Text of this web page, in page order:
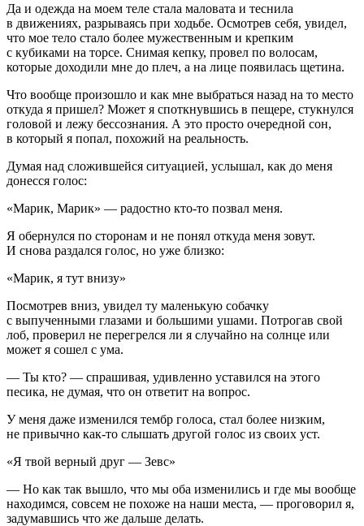
Да и одежда на моем теле стала маловата и теснила
в движениях, разрываясь при ходьбе. Осмотрев себя, увидел,
что мое тело стало более мужественным и крепким
с кубиками на торсе. Снимая кепку, провел по волосам,
которые доходили мне до плеч, а на лице появилась щетина.
Что вообще произошло и как мне выбраться назад на то место
откуда я пришел? Может я споткнувшись в пещере, стукнулся
головой и лежу бессознания. А это просто очередной сон,
в который я попал, похожий на реальность.
Думая над сложившейся ситуацией, услышал, как до меня
донесся голос:
«Марик, Марик» — радостно кто-то позвал меня.
Я обернулся по сторонам и не понял откуда меня зовут.
И снова раздался голос, но уже близко:
«Марик, я тут внизу»
Посмотрев вниз, увидел ту маленькую собачку
с выпученными глазами и большими ушами. Потрогав свой
лоб, проверил не перегрелся ли я случайно на солнце или
может я сошел с ума.
— Ты кто? — спрашивая, удивленно уставился на этого
песика, не думая, что он ответит на вопрос.
У меня даже изменился тембр голоса, стал более низким,
не привычно как-то слышать другой голос из своих уст.
«Я твой верный друг — Зевс»
— Но как так вышло, что мы оба изменились и где мы вообще
находимся, совсем не похоже на наши места, — проговорил я,
задумавшись что же дальше делать.